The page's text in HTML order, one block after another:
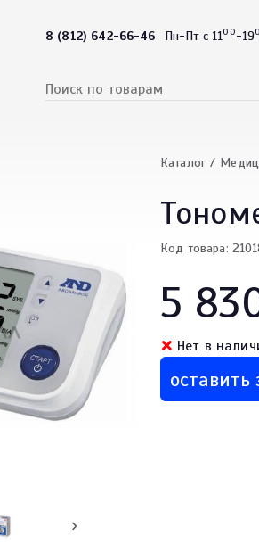
8 (812) 642-66-46 Пн-Пт с 1100-19
Каталог
Код товара:
5
Нет в
оставить